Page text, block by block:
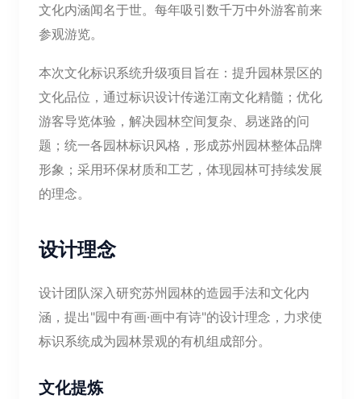
文化内涵闻名于世。每年吸引数千万中外游客前来
参观游览。
本次文化标识系统升级项目旨在：提升园林景区的
文化品位，通过标识设计传递江南文化精髓；优化
游客导览体验，解决园林空间复杂、易迷路的问
题；统一各园林标识风格，形成苏州园林整体品牌
形象；采用环保材质和工艺，体现园林可持续发展
的理念。
设计理念
设计团队深入研究苏州园林的造园手法和文化内
涵，提出"园中有画·画中有诗"的设计理念，力求使
标识系统成为园林景观的有机组成部分。
文化提炼